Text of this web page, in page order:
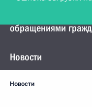
Управление
обращениями
Новости
Новости